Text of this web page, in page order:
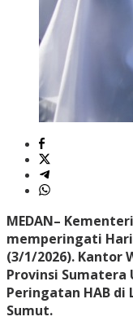
MEDAN–
memperingati Hari
(3/1/2026). Kantor
Provinsi Sumatera
Peringatan HAB di
Sumut.